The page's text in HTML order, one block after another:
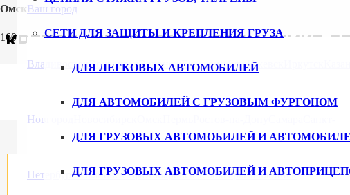
ОмскВаш город
ВладивостокВолгоградВоронежЕкатеринбургИжевск
Новгород
ПетербургУльяновскУфаХабаровскЧебоксарыЧелябинск
СЕТИ ДЛЯ ЗАЩИТЫ И КРЕПЛЕНИЯ ГРУЗА
ДЛЯ ЛЕГКОВЫХ АВТОМОБИЛЕЙ
ДЛЯ АВТОМОБИЛЕЙ С ГРУЗОВЫМ ФУРГОНОМ
ДЛЯ ГРУЗОВЫХ АВТОМОБИЛЕЙ И
ДЛЯ ГРУЗОВЫХ АВТОМОБИЛЕЙ И
КРЕПЛЕНИЕ ГРУЗА НА БАГАЖНИКЕ